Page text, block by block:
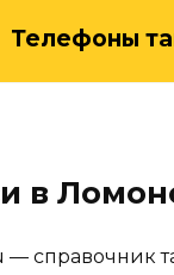
Телефоны
в
— справочник